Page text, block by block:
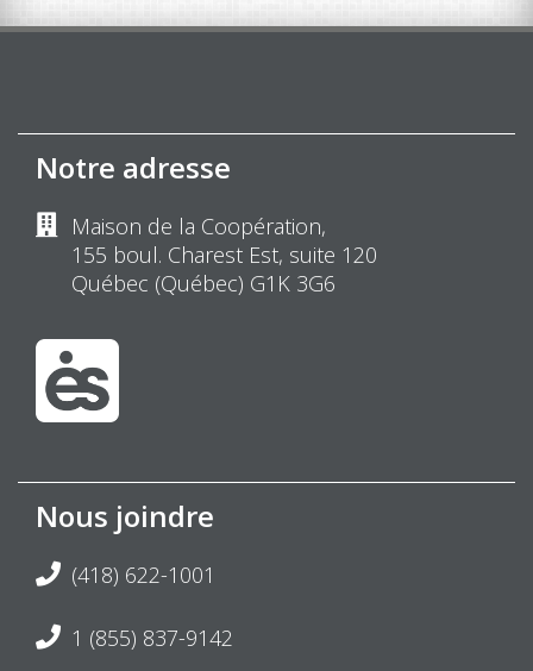
Notre adresse
Maison de la Coopération,
155 boul. Charest Est, suite 120
Québec (Québec) G1K 3G6
Nous joindre
(418) 622-1001
1 (855) 837-9142